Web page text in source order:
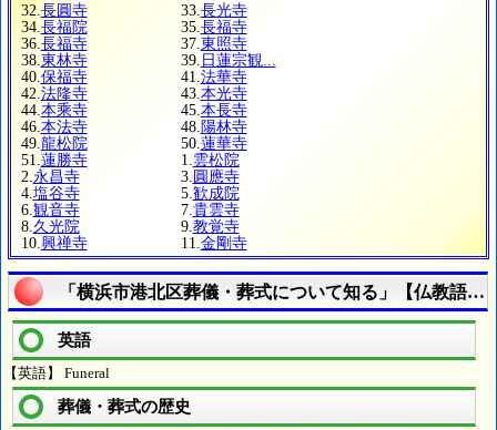
32. 長圓寺 33. 長光寺
34. 長福院 35. 長福寺
36. 長福寺 37. 東照寺
38. 東林寺 39. 日蓮宗観...
40. 保福寺 41. 法華寺
42. 法隆寺 43. 本光寺
44. 本乘寺 45. 本長寺
46. 本法寺 48. 陽林寺
49. 龍松院 50. 蓮華寺
51. 蓮勝寺 1. 雲松院
2. 永昌寺 3. 圓應寺
4. 塩谷寺 5. 歓成院
6. 観音寺 7. 貴雲寺
8. 久光院 9. 教覚寺
10. 興禅寺 11. 金剛寺
「横浜市港北区葬儀・葬式について知る」【仏教語を
英語
【英語】 Funeral
葬儀・葬式の歴史